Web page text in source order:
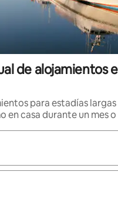
de alojamientos
para estadías
en casa durante un mes o
estén disponibles,